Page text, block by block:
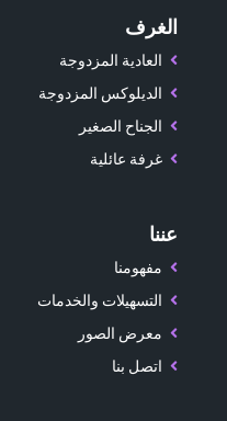
الغرف
العادية المزدوجة
الديلوكس المزدوجة
الجناح الصغير
غرفة عائلية
عننا
مفهومنا
التسهيلات والخدمات
معرض الصور
اتصل بنا